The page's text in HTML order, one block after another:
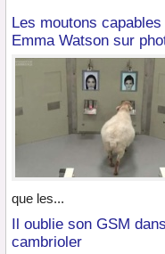
Les moutons
Emma Watson sur
que les...
Il oublie son GSM
cambrioler